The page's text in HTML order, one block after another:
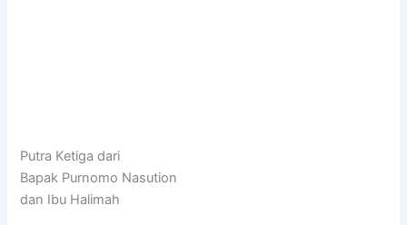
Putra Ketiga dari
Bapak Purnomo Nasution
dan Ibu Halimah